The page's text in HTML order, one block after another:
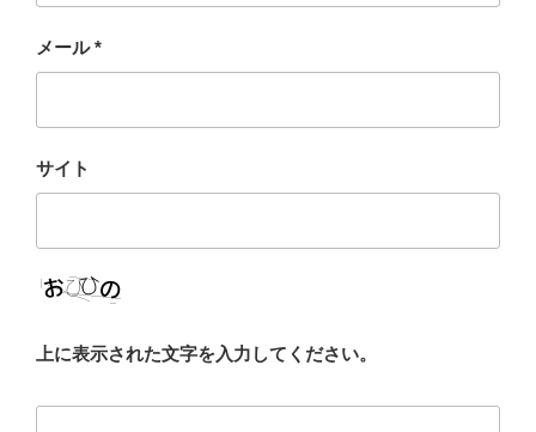
メール*
サイト
上に表示された文字を入力してください。